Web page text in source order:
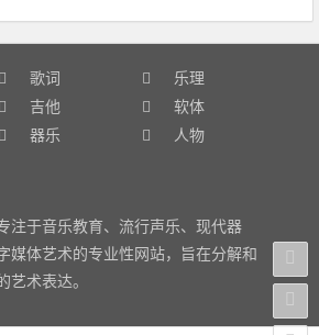
歌词
乐理
吉他
软体
器乐 人物
注于音乐教育、流行声乐、现代器
媒体艺术的专业性网站，旨在分解和
艺术表达。